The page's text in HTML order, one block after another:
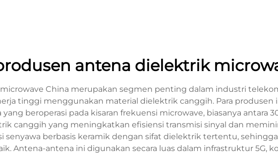
antena dielektrik
China merupakan segmen penting dalam industri
tinggi menggunakan material dielektrik canggih. Para
beroperasi pada kisaran frekuensi microwave, biasanya antara
canggih yang meningkatkan efisiensi transmisi sinyal dan
senyawa berbasis keramik dengan sifat dielektrik tertentu,
Antena-antena ini digunakan secara luas dalam infrastruktur 5G,